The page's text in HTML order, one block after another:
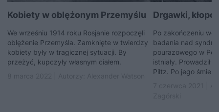
Kobiety w oblężonym Przemyślu
We wrześniu 1914 roku Rosjanie rozpoczęli
oblężenie Przemyśla. Zamknięte w twierdzy
kobiety były w tragicznej sytuacji. By
przeżyć, kupczyły własnym ciałem.
Drgawki,
Po zakończeniu
badania nad
pourazowego w
istniały. Prowadził
Piltz. Po jego